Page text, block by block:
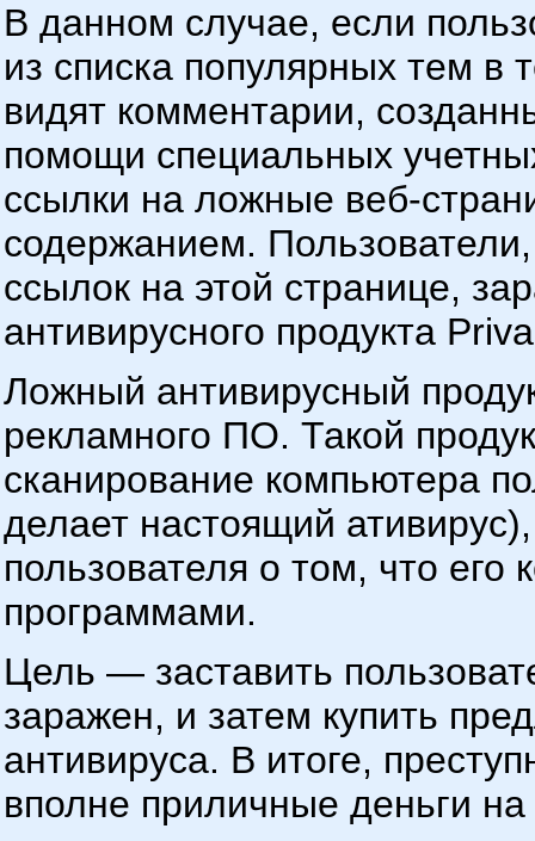
В данном случае, если
из списка популярных тем в
видят комментарии,
помощи специальных
ссылки на ложные веб-
содержанием.
ссылок на этой странице,
антивирусного продукта
Ложный антивирусный
рекламного ПО. Такой
сканирование компьютера
делает настоящий
пользователя о том, что
программами.
Цель — заставить
заражен, и затем купить
антивируса. В итоге,
вполне приличные деньги